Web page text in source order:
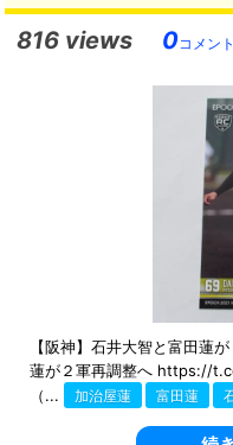
816 views 0コメント
【阪神】石井大智と富田蓮
蓮が２軍再調整へ https://
（...
加治屋蓮 富田蓮